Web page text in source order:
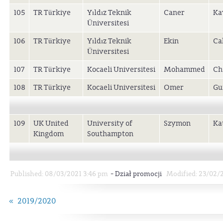
105 TR Türkiye
Yıldız Teknik
Üniversitesi
Caner
106 TR Türkiye
Yıldız Teknik
Üniversitesi
Ekin
107 TR Türkiye Kocaeli Universitesi Mohammed
108
TR Türkiye Kocaeli Universitesi Omer
109
UK United
Kingdom
University of
Southampton
Szymon
Published: 08/03/2021 3:46 pm -Dział promocji Modified: 23/02/
« 2019/2020